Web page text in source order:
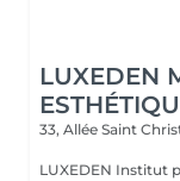
LUXEDEN
33, Allée Saint
LUXEDEN Institut